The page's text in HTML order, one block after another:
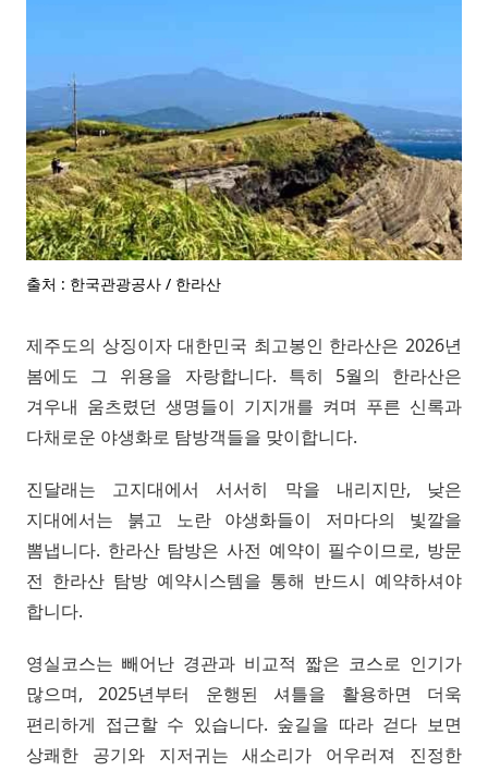
출처 : 한국관광공사 / 한라산
제주도의 상징이자 대한민국 최고봉인 한라산은 2026년
봄에도 그 위용을 자랑합니다. 특히 5월의 한라산은
겨우내 움츠렸던 생명들이 기지개를 켜며 푸른 신록과
다채로운 야생화로 탐방객들을 맞이합니다.
진달래는 고지대에서 서서히 막을 내리지만, 낮은
지대에서는 붉고 노란 야생화들이 저마다의 빛깔을
뽐냅니다. 한라산 탐방은 사전 예약이 필수이므로, 방문
전 한라산 탐방 예약시스템을 통해 반드시 예약하셔야
합니다.
영실코스는 빼어난 경관과 비교적 짧은 코스로 인기가
많으며, 2025년부터 운행된 셔틀을 활용하면 더욱
편리하게 접근할 수 있습니다. 숲길을 따라 걷다 보면
상쾌한 공기와 지저귀는 새소리가 어우러져 진정한